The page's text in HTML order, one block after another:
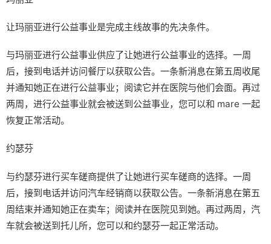
让玛丽亚进行公益事业是完成主线故事的先决条件。
与玛丽亚进行公益事业供应了让她进行公益事业的选择。一周
后，接到电话并访问餐厅以获取公告。一条新消息在第五周收尾
并通知她正在进行公益事业；阅读它并在医院与他们会面。再过
两周，进行公益事业就会被送到公益事业，您可以和 mare 一起
恢复正常活动。
约瑟芬
与约瑟芬进行买车磋商提供了让她进行买车磋商的选择。一周
后，接到电话并访问汽车经销商以获取公告。一条新消息在第五
周结束并通知她正在卖车；阅读并在医院见到她。再过两周，汽
车就会被送到托儿所，您可以和约瑟芬一起正常活动。